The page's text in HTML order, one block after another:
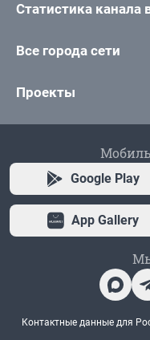
Статистика канала
Все города сети
Проекты
Google Play
App Gallery
Контактные данные для